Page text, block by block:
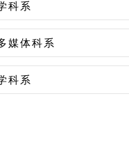
科系
媒体科系
科系